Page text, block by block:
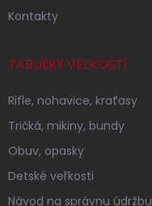
Kontakty
TABUĽKY VEĽKOSTÍ
Rifle, nohavice, kraťasy
Tričká, mikiny, bundy
Obuv, opasky
Detské veľkosti
Návod na správnu údržbu